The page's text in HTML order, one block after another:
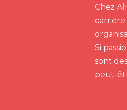
Chez
carrière
Si
sont
peut-